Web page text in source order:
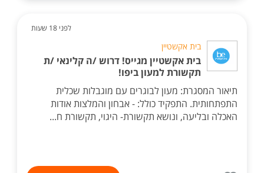
לפני 18 שעות
בית אקשטיין
בית אקשטיין מגייס! דרוש /ה קלינאי /ת
תקשורת למעון ביפו!
תיאור המסגרת: מעון לבוגרים עם מוגבלות שכלית
התפתחותית. התפקיד כולל: - אבחון והמלצות אודות
האכלה ובליעה, ונושא תקשורת- היגוי, תקשורת ח...